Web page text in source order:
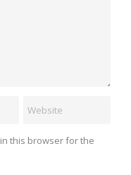
this browser for the